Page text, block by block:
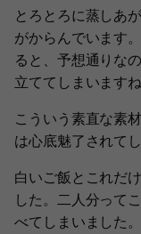
とろとろに蒸しあ
がからんでいます
ると、予想通りな
立ててしまいます
こういう素直な素
は心底魅了されてし
白いご飯とこれだ
した。二人分って
べてしまいました